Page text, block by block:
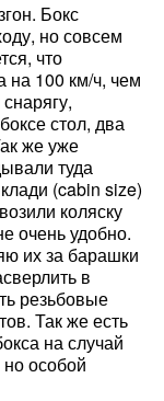
Бокс
но совсем
что
100 км/ч, чем
стол, два
же уже
туда
(cabin size)
коляску
очень удобно.
их за барашки
в
резьбовые
Так же есть
на случай
но особой